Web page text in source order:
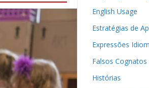
English Usage
Estratégias de
Expressões
Falsos Cognatos
Histórias